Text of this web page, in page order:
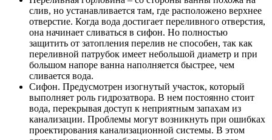
слив, но устанавливается там, где расположено верхнее
отверстие. Когда вода достигает переливного отверстия,
она начинает сливаться в сифон. Но полностью
защитить от затопления перелив не способен, так как
переливной патрубок имеет небольшой диаметр и при
большом напоре ванна наполняется быстрее, чем
сливается вода.
Сифон. Предусмотрен изогнутый участок, который
выполняет роль гидрозатвора. В нем постоянно стоит
вода, перекрывая доступ к неприятным запахам из
канализации. Проблемы могут возникнуть при ошибках
проектирования канализационной системы. В этом